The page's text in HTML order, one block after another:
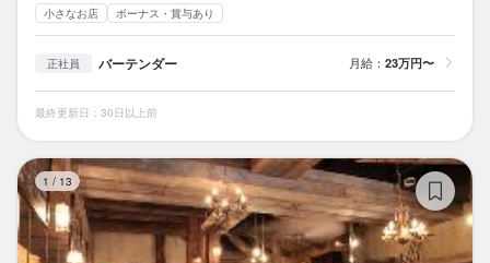
小さなお店 ボーナス・賞与あり
正社員 バーテンダー 月給： 23万円〜
最終更新日：30日以上前
1 / 13